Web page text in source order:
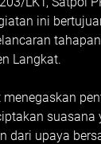
ini
Langkat.
suasana
dari upaya